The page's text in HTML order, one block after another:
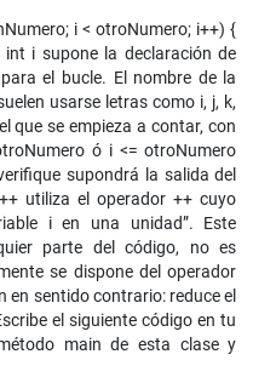
i < otroNumero; i++) {
i supone la declaración de
el bucle. El nombre de la
usarse letras como i, j, k,
que se empieza a contar, con
ó i <= otroNumero
supondrá la salida del
utiliza el operador ++ cuyo
i en una unidad”. Este
parte del código, no es
se dispone del operador
en sentido contrario: reduce el
el siguiente código en tu
main de esta clase y